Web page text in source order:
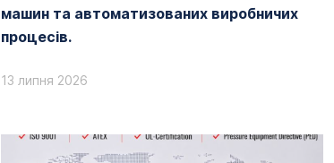
машин та автоматизованих виробничих
процесів.
13 липня 2026